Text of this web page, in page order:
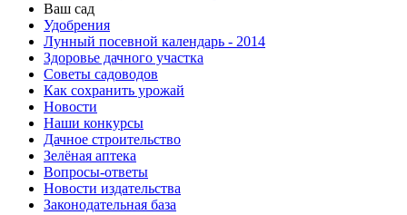
Ваш сад
Удобрения
Лунный посевной календарь - 2014
Здоровье дачного участка
Советы садоводов
Как сохранить урожай
Новости
Наши конкурсы
Дачное строительство
Зелёная аптека
Вопросы-ответы
Новости издательства
Законодательная база